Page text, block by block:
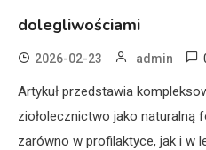
dolegliwościami
2026-02-23 admin
Artykuł przedstawia
ziołolecznictwo jako naturalną
zarówno w profilaktyce, jak i w